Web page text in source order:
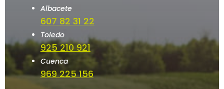
Albacete
607 82 31 22
Toledo
925 210 921
Cuenca
969 225 156